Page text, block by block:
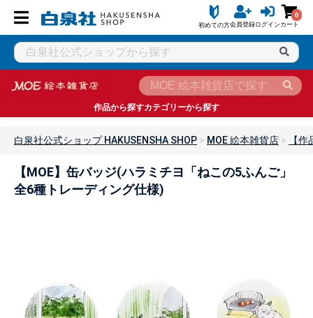
初めての方会員登録ログイン
0
カート
作品から探すカテゴリーから探す
白泉社公式ショップ HAKUSENSHA SHOP MOE 絵本雑貨店 【
【MOE】缶バッジ(ハラミチヨ「ねこの5ふんご」
全6種トレーディング仕様)